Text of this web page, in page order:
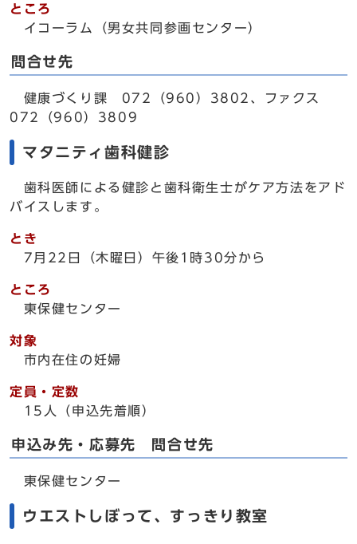
ところ
イコーラム（男女共同参画センター）
問合せ先
健康づくり課 072（960）3802、ファクス
072（960）3809
マタニティ歯科健診
歯科医師による健診と歯科衛生士がケア方法をアド
バイスします。
とき
7月22日（木曜日）午後1時30分から
ところ
東保健センター
対象
市内在住の妊婦
定員・定数
15人（申込先着順）
申込み先・応募先 問合せ先
東保健センター
ウエストしぼって、すっきり教室